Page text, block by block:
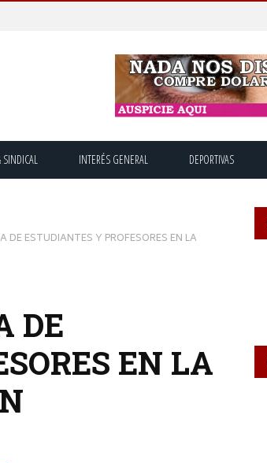
SINDICAL INTERÉS GENERAL DEPORTIVAS
ESTUDIANTES Y PROFESORES EN LA
DE
EN LA